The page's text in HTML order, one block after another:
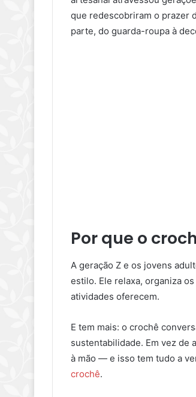
que redescobriram o prazer
parte, do guarda-roupa à
Por que o
A geração Z e os jovens
estilo. Ele relaxa, organiza
atividades oferecem.
E tem mais: o crochê
sustentabilidade. Em vez de
à mão — e isso tem tudo a
crochê.